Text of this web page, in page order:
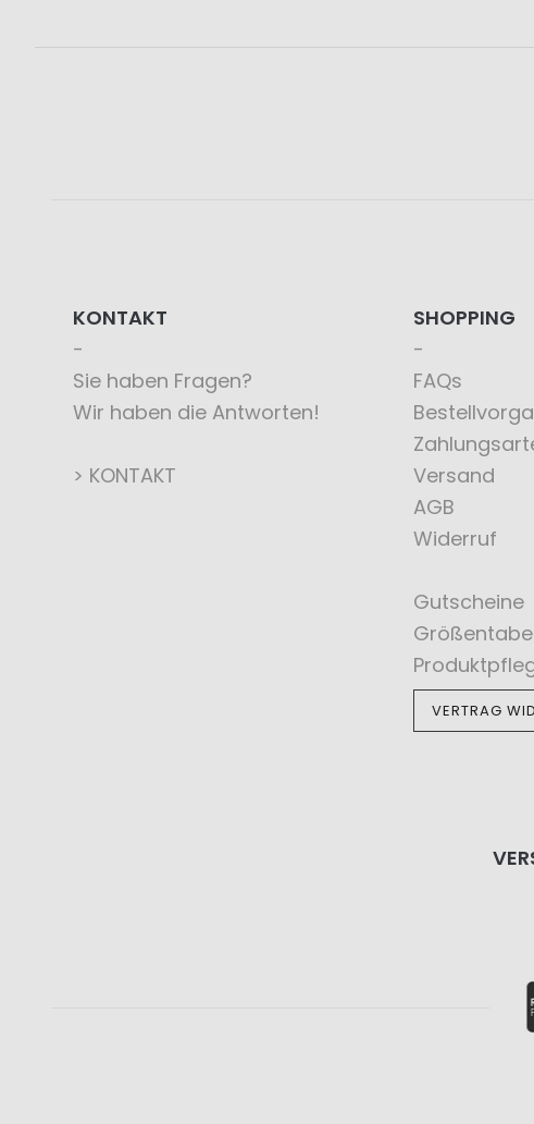
KONTAKT
Sie haben Fragen?
Wir haben die Antworten!
> KONTAKT
SHOPPING
FAQs
Versand
AGB
Widerruf
Gutscheine
VERTRAG